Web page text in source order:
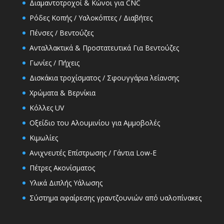
Διαμαντοτροχοί & Κώνοι για CNC
Ρόδες Κοπής / Υαλοκόπτες / Διαβήτες
Πένσες / Βεντούζες
Ανταλλακτικά & Προστατευτικά Για Βεντούζες
Γωνίες / Πήχεις
Δισκάκια τροχίσματος / Σφουγγάρια λείανσης
Χρώματα & Βερνίκια
Κόλλες UV
Οξείδιο του Αλουμινίου για Αμμοβολές
Κιμωλίες
Ανιχνευτές Επίστρωσης / Γάντια Low-E
Πέτρες Ακονίσματος
Υλικά Διπλής Υάλωσης
Σύστημα αφαίρεσης γραντζουνιών από υαλοπίνακες